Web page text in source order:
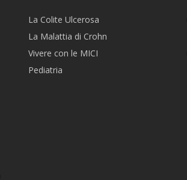
La Colite Ulcerosa
La Malattia di Crohn
Vivere con le MICI
Pediatria